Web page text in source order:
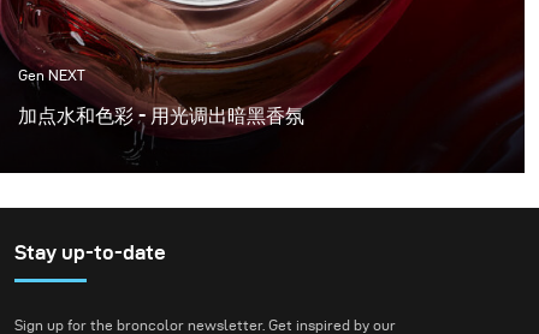
Gen NEXT
加点水和色彩 - 用光调出暗黑香氛
你好，你好！这个月是时候尝试新的拍摄，充满活力和动
Stay up-to-date
Sign up for the broncolor newsletter. Get inspired by our